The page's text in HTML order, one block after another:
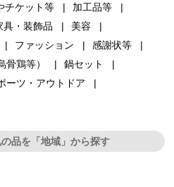
チケット等
加工品等
具・装飾品
美容
ファッション
感謝状等
骨鶏等）
鍋セット
ーツ・アウトドア
品を「地域」から探す